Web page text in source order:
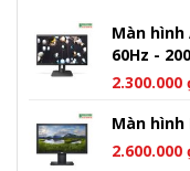
Màn hình
60Hz -
2.300.000
Màn hình
2.600.000